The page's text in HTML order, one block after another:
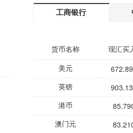
工商银行
货币名称 现汇买
美元
英镑
港币
澳门元